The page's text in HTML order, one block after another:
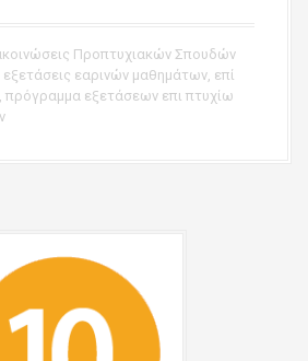
Προπτυχιακών Σπουδών
εξετάσεις εαρινών μαθημάτων, επί
, πρόγραμμα εξετάσεων επι πτυχίω